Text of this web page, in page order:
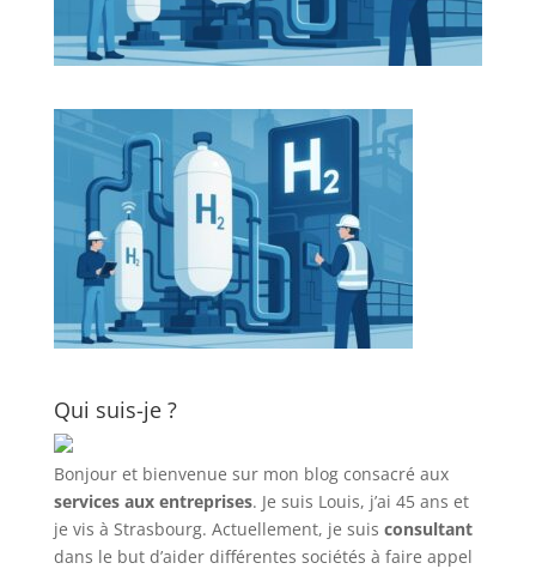
Qui suis-je ?
Bonjour et bienvenue sur mon blog consacré aux
services aux entreprises. Je suis Louis, j’ai 45 ans et
je vis à Strasbourg. Actuellement, je suis consultant
dans le but d’aider différentes sociétés à faire appel